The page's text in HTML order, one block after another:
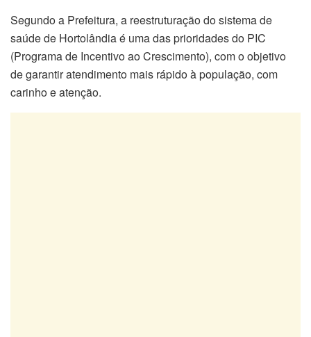
Segundo a Prefeitura, a reestruturação do sistema de
saúde de Hortolândia é uma das prioridades do PIC
(Programa de Incentivo ao Crescimento), com o objetivo
de garantir atendimento mais rápido à população, com
carinho e atenção.